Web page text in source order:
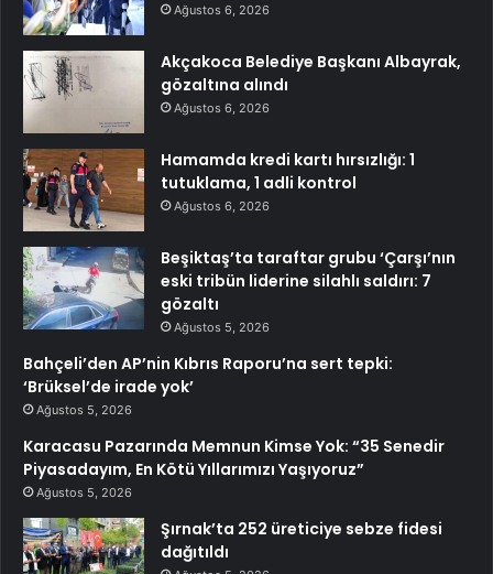
Ağustos 6, 2026
Akçakoca Belediye Başkanı Albayrak,
gözaltına alındı
Ağustos 6, 2026
Hamamda kredi kartı hırsızlığı: 1
tutuklama, 1 adli kontrol
Ağustos 6, 2026
Beşiktaş’ta taraftar grubu ‘Çarşı’nın
eski tribün liderine silahlı saldırı: 7
gözaltı
Ağustos 5, 2026
Bahçeli’den AP’nin Kıbrıs Raporu’na sert tepki:
‘Brüksel’de irade yok’
Ağustos 5, 2026
Karacasu Pazarında Memnun Kimse Yok: “35 Senedir
Piyasadayım, En Kötü Yıllarımızı Yaşıyoruz”
Ağustos 5, 2026
Şırnak’ta 252 üreticiye sebze fidesi
dağıtıldı